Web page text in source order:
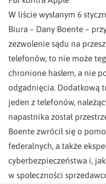
W liście wysłanym 6
Biura – Dany Boente –
zezwolenie sądu na
telefonów, to nie może
chronione hasłem, a nie
odgadnięcia. Dodatkową
jeden z telefonów,
napastnika został
Boente zwrócił się o
federalnych, a także
cyberbezpieczeństwa i,
w społeczności